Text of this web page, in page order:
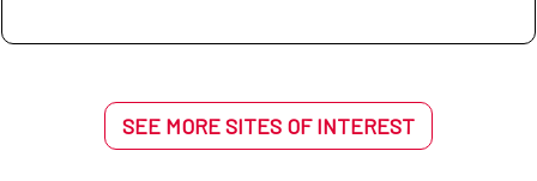
SEE MORE SITES OF INTEREST